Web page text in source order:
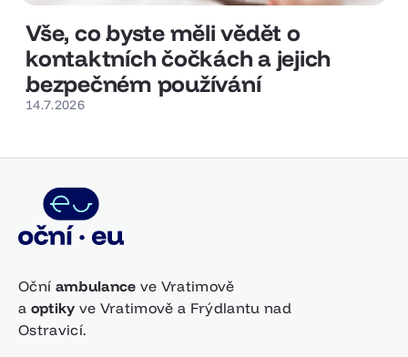
Vše, co byste měli vědět o
kontaktních čočkách a jejich
bezpečném používání
14.7.2026
Oční ambulance ve Vratimově
a optiky ve Vratimově a Frýdlantu nad
Ostravicí.